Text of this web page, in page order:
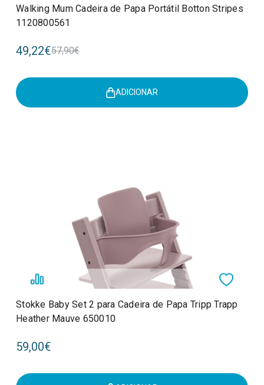
Walking Mum Cadeira de Papa Portátil Botton Stripes
1120800561
49,22€57,90€
ADICIONAR
Stokke Baby Set 2 para Cadeira de Papa Tripp Trapp
Heather Mauve 650010
59,00€